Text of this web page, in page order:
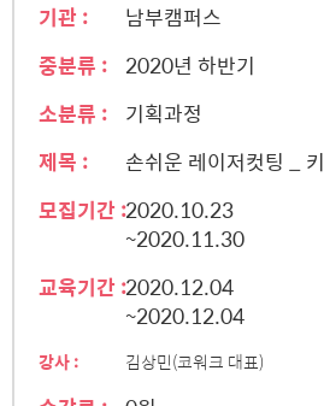
기관 :
남부캠퍼스
중분류 :
2020년 하반기
소분류 :
기획과정
제목 :
손쉬운 레이저컷팅 _
모집기간 :2020.10.23
~2020.11.30
교육기간 :2020.12.04
~2020.12.04
강사 : 김상민(코워크 대표)